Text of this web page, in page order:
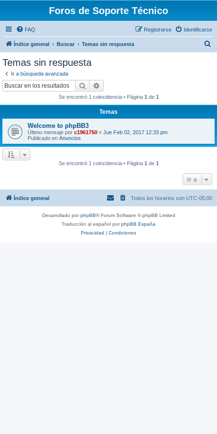
Foros de Soporte Técnico
FAQ Identificarse
Registrarse
Índice general Buscar Temas sin respuesta
Temas sin respuesta
Ir a búsqueda avanzada
Buscar
Se encontró 1 coincidencia • Página 1 de 1
Temas
Welcome to phpBB3
Último mensaje por c1961750 « Jue Feb 02, 2017 12:33 pm
Publicado en Anuncios
Se encontró 1 coincidencia • Página 1 de 1
Ir a
Índice general Todos los horarios son UTC-05:00
Desarrollado porphpBB® Forum Software © phpBB Limited
Traducción al español porphpBB España
Privacidad | Condiciones